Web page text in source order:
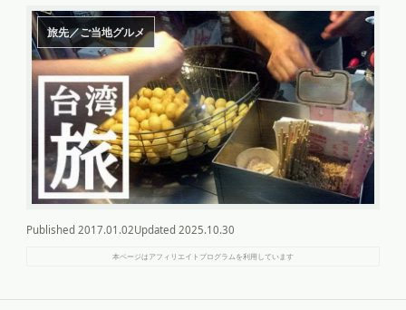
旅先／ご当地グルメ
Published 2017.01.02Updated 2025.10.30
本ページはアフィリエイトプログラムを利用しています